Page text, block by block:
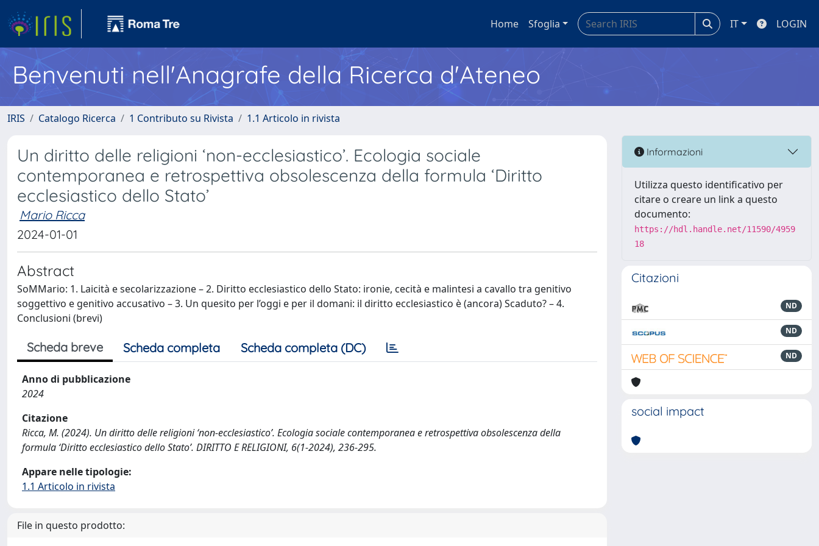
Home Sfoglia IT LOGIN
Benvenuti nell'Anagrafe della Ricerca d'Ateneo
IRIS Catalogo Ricerca 1 Contributo su Rivista 1.1 Articolo in rivista
Un diritto delle religioni ‘non-ecclesiastico’. Ecologia sociale
contemporanea e retrospettiva obsolescenza della formula ‘Diritto
ecclesiastico dello Stato’
Mario Ricca
2024-01-01
Abstract
SoMMario: 1. Laicità e secolarizzazione – 2. Diritto ecclesiastico dello Stato: ironie, cecità e malintesi a cavallo tra genitivo
soggettivo e genitivo accusativo – 3. Un quesito per l’oggi e per il domani: il diritto ecclesiastico è (ancora) Scaduto? – 4.
Conclusioni (brevi)
Scheda breve Scheda completa Scheda completa (DC)
Anno di pubblicazione
2024
Citazione
Ricca, M. (2024). Un diritto delle religioni ‘non-ecclesiastico’. Ecologia sociale contemporanea e retrospettiva obsolescenza della
formula ‘Diritto ecclesiastico dello Stato’. DIRITTO E RELIGIONI, 6(1-2024), 236-295.
Appare nelle tipologie:
1.1 Articolo in rivista
File in questo prodotto:
Informazioni
Utilizza questo identificativo per
citare o creare un link a questo
documento:
https://hdl.handle.net/11590/4959
18
Citazioni
ND
ND
ND
social impact